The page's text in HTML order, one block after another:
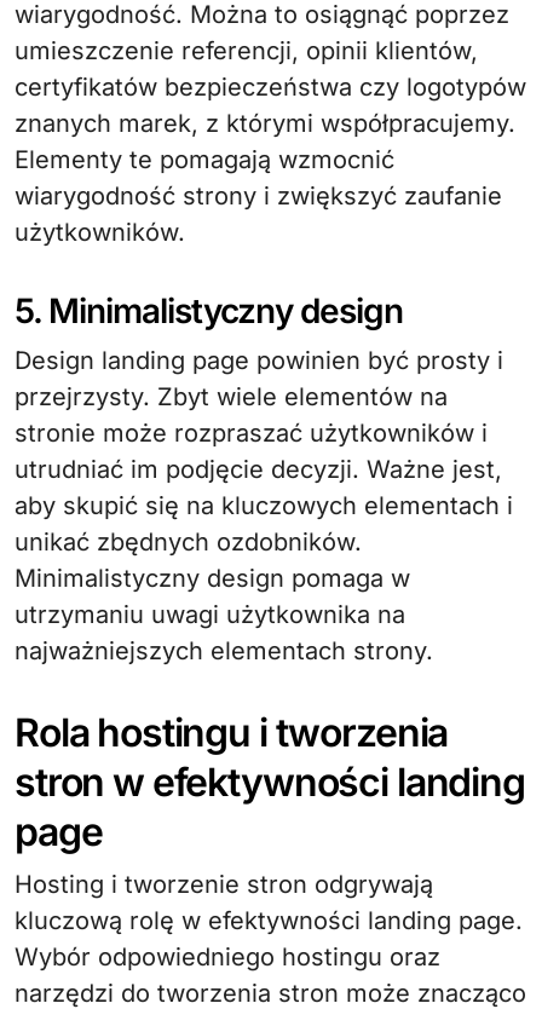
wiarygodność. Można to osiągnąć poprzez
umieszczenie referencji, opinii klientów,
certyfikatów bezpieczeństwa czy logotypów
znanych marek, z którymi współpracujemy.
Elementy te pomagają wzmocnić
wiarygodność strony i zwiększyć zaufanie
użytkowników.
5. Minimalistyczny design
Design landing page powinien być prosty i
przejrzysty. Zbyt wiele elementów na
stronie może rozpraszać użytkowników i
utrudniać im podjęcie decyzji. Ważne jest,
aby skupić się na kluczowych elementach i
unikać zbędnych ozdobników.
Minimalistyczny design pomaga w
utrzymaniu uwagi użytkownika na
najważniejszych elementach strony.
Rola hostingu i tworzenia
stron w efektywności landing
page
Hosting i tworzenie stron odgrywają
kluczową rolę w efektywności landing page.
Wybór odpowiedniego hostingu oraz
narzędzi do tworzenia stron może znacząco